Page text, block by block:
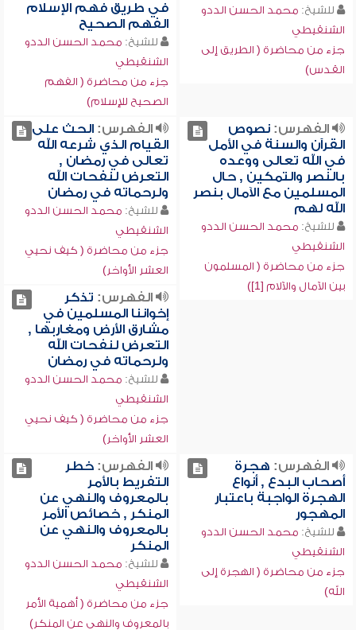
للشيخ: محمد الحسن الددو
الشنقيطي
جزء من محاضرة ( الطريق إلى
القدس)
في طريق فهم الإسلام
الفهم الصحيح
للشيخ: محمد الحسن الددو
الشنقيطي
جزء من محاضرة ( الفهم
الصحيح للإسلام)
الفهرس:نصوص
القرآن والسنة في الأمل
في الله تعالى ووعده
بالنصر والتمكين , حال
المسلمين مع الآمال بنصر
الله لهم
للشيخ: محمد الحسن الددو
الشنقيطي
جزء من محاضرة ( المسلمون
بين الآمال والآلام [1])
الفهرس:الحث على
القيام الذي شرعه الله
تعالى في رمضان ,
التعرض لنفحات الله
ولرحماته في رمضان
للشيخ: محمد الحسن الددو
الشنقيطي
جزء من محاضرة ( كيف نحيي
العشر الأواخر)
الفهرس: تذكر
إخواننا المسلمين في
مشارق الأرض ومغاربها ,
التعرض لنفحات الله
ولرحماته في رمضان
للشيخ: محمد الحسن الددو
الشنقيطي
جزء من محاضرة ( كيف نحيي
العشر الأواخر)
الفهرس: هجرة
أصحاب البدع , أنواع
الهجرة الواجبة باعتبار
المهجور
للشيخ: محمد الحسن الددو
الشنقيطي
جزء من محاضرة ( الهجرة إلى
الله)
الفهرس:خطر
التفريط بالأمر
بالمعروف والنهي عن
المنكر , خصائص الأمر
بالمعروف والنهي عن
المنكر
للشيخ: محمد الحسن الددو
الشنقيطي
جزء من محاضرة ( أهمية الأمر
بالمعروف والنهي عن المنكر)